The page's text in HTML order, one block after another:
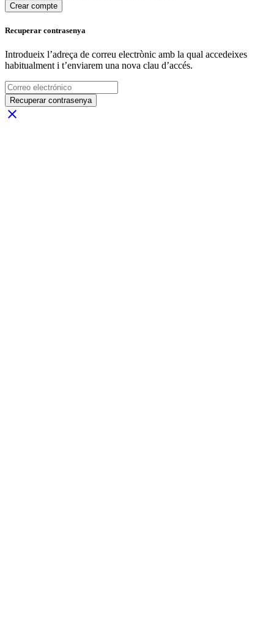
Crear compte
Recuperar contrasenya
Introdueix l’adreça de correu electrònic amb la qual accedeixes
habitualment i t’enviarem una nova clau d’accés.
Recuperar contrasenya
close